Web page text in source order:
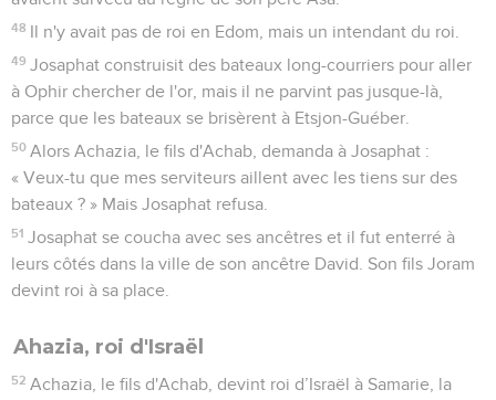
48 Il n'y avait pas de roi en Edom, mais un intendant du roi.
49 Josaphat construisit des bateaux long-courriers pour aller
à Ophir chercher de l'or, mais il ne parvint pas jusque-là,
parce que les bateaux se brisèrent à Etsjon-Guéber.
50 Alors Achazia, le fils d'Achab, demanda à Josaphat :
« Veux-tu que mes serviteurs aillent avec les tiens sur des
bateaux ? » Mais Josaphat refusa.
51 Josaphat se coucha avec ses ancêtres et il fut enterré à
leurs côtés dans la ville de son ancêtre David. Son fils Joram
devint roi à sa place.
Ahazia, roi d'Israël
52 Achazia, le fils d'Achab, devint roi d’Israël à Samarie, la